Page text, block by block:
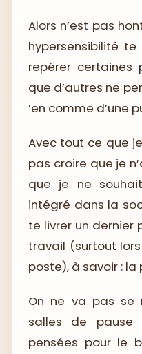
Alors n’est pas
hypersensibilité
repérer certaines
que d’autres ne
’en comme d’une
Avec tout ce que
pas croire que je
que je ne
intégré dans la
te livrer un dernier
travail (surtout
poste), à savoir :
On ne va pas se
salles de
pensées pour le